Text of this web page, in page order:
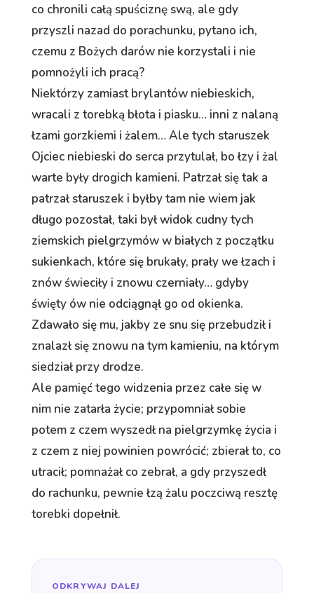
co chronili całą spuściznę swą, ale gdy
przyszli nazad do porachunku, pytano ich,
czemu z Bożych darów nie korzystali i nie
pomnożyli ich pracą?
Niektórzy zamiast brylantów niebieskich,
wracali z torebką błota i piasku… inni z nalaną
łzami gorzkiemi i żalem… Ale tych staruszek
Ojciec niebieski do serca przytulał, bo łzy i żal
warte były drogich kamieni. Patrzał się tak a
patrzał staruszek i byłby tam nie wiem jak
długo pozostał, taki był widok cudny tych
ziemskich pielgrzymów w białych z początku
sukienkach, które się brukały, prały we łzach i
znów świeciły i znowu czerniały… gdyby
święty ów nie odciągnął go od okienka.
Zdawało się mu, jakby ze snu się przebudził i
znalazł się znowu na tym kamieniu, na którym
siedział przy drodze.
Ale pamięć tego widzenia przez całe się w
nim nie zatarła życie; przypomniał sobie
potem z czem wyszedł na pielgrzymkę życia i
z czem z niej powinien powrócić; zbierał to, co
utracił; pomnażał co zebrał, a gdy przyszedł
do rachunku, pewnie łzą żalu poczciwą resztę
torebki dopełnił.
ODKRYWAJ DALEJ